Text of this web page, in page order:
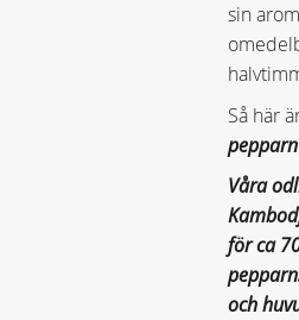
sin
Så här
Våra
för ca
och